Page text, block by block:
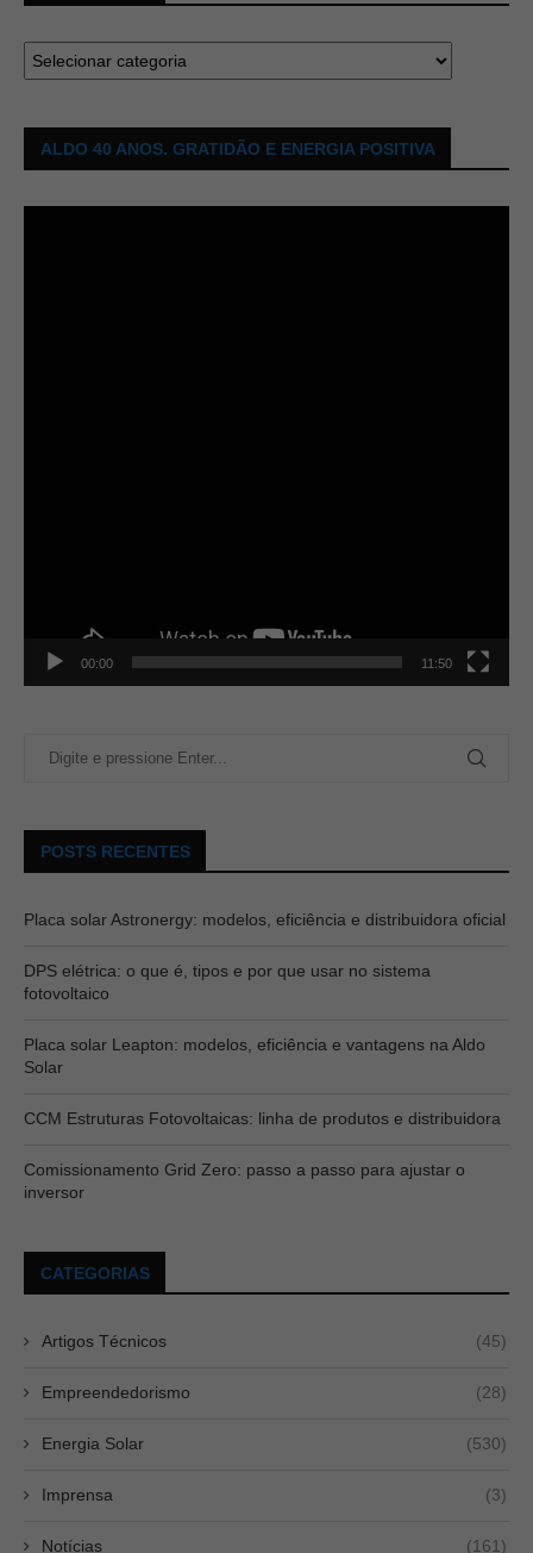
ALDO 40 ANOS. GRATIDÃO E ENERGIA POSITIVA
00:00 11:50
POSTS RECENTES
Placa solar Astronergy: modelos, eficiência e distribuidora oficial
DPS elétrica: o que é, tipos e por que usar no sistema
fotovoltaico
Placa solar Leapton: modelos, eficiência e vantagens na Aldo
Solar
CCM Estruturas Fotovoltaicas: linha de produtos e distribuidora
Comissionamento Grid Zero: passo a passo para ajustar o
inversor
CATEGORIAS
Artigos Técnicos (45)
Empreendedorismo (28)
Energia Solar (530)
Imprensa (3)
Notícias (161)